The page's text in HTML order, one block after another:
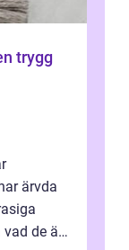
ärvda
de är